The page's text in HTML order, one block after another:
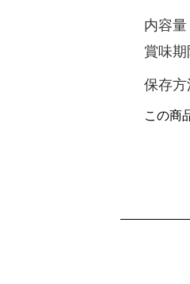
内容量
賞味期
保存
この商